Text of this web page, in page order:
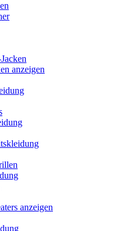
anzeigen
anzeigen